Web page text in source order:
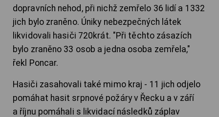
dopravních nehod, při nichž zemřelo 36 lidí a 1332
jich bylo zraněno. Úniky nebezpečných látek
likvidovali hasiči 720krát. "Při těchto zásazích
bylo zraněno 33 osob a jedna osoba zemřela,"
řekl Poncar.
Hasiči zasahovali také mimo kraj - 11 jich odjelo
pomáhat hasit srpnové požáry v Řecku a v září
a říjnu pomáhali s likvidací následků záplav